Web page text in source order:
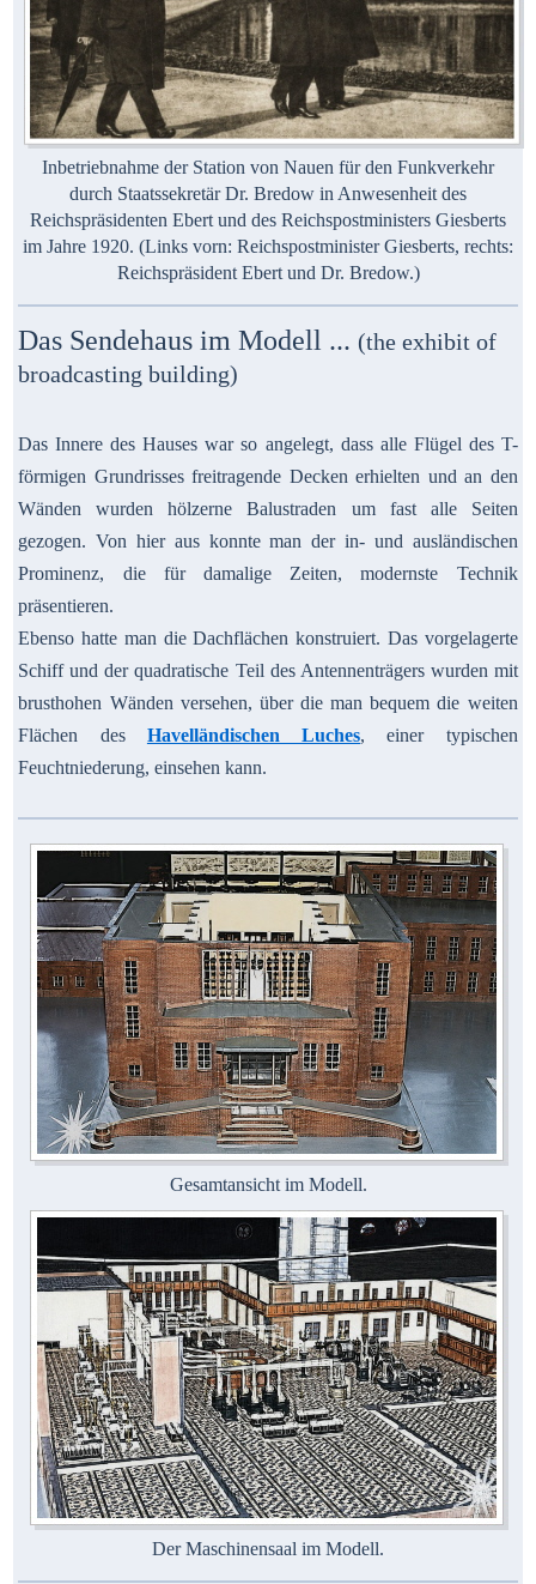
Inbetriebnahme der Station von Nauen für den Funkverkehr
durch Staatssekretär Dr. Bredow in Anwesenheit des
Reichspräsidenten Ebert und des Reichspostministers Giesberts
im Jahre 1920. (Links vorn: Reichspostminister Giesberts, rechts:
Reichspräsident Ebert und Dr. Bredow.)
Das Sendehaus im Modell ... (the exhibit of
broadcasting building)
Das Innere des Hauses war so angelegt, dass alle Flügel des T-
förmigen Grundrisses freitragende Decken erhielten und an den
Wänden wurden hölzerne Balustraden um fast alle Seiten
gezogen. Von hier aus konnte man der in- und ausländischen
Prominenz, die für damalige Zeiten, modernste Technik
präsentieren.
Ebenso hatte man die Dachflächen konstruiert. Das vorgelagerte
Schiff und der quadratische Teil des Antennenträgers wurden mit
brusthohen Wänden versehen, über die man bequem die weiten
Flächen des Havelländischen Luches, einer typischen
Feuchtniederung, einsehen kann.
Gesamtansicht im Modell.
Der Maschinensaal im Modell.